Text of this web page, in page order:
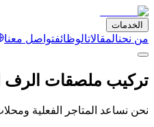
الخدمات
من نحنالمقالاتالوظائفتواصل معنا
تركيب ملصقات الرف
نحن نساعد المتاجر الفعلية